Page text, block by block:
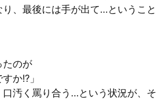
、最後には手が出て…ということ
たのが
か!?」
汚く罵り合う…という状況が、そ